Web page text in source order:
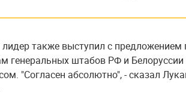
лидер также выступил с
генеральных штабов РФ и
"Согласен абсолютно", - сказал